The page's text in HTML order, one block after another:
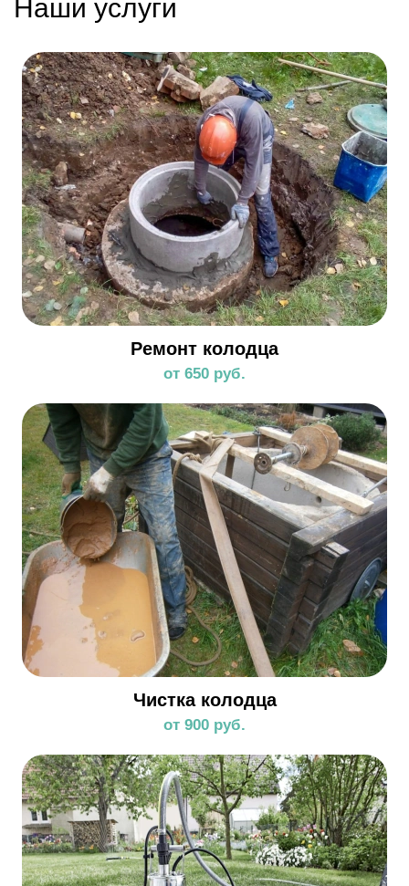
Наши услуги
Ремонт колодца
от 650 руб.
Чистка колодца
от 900 руб.